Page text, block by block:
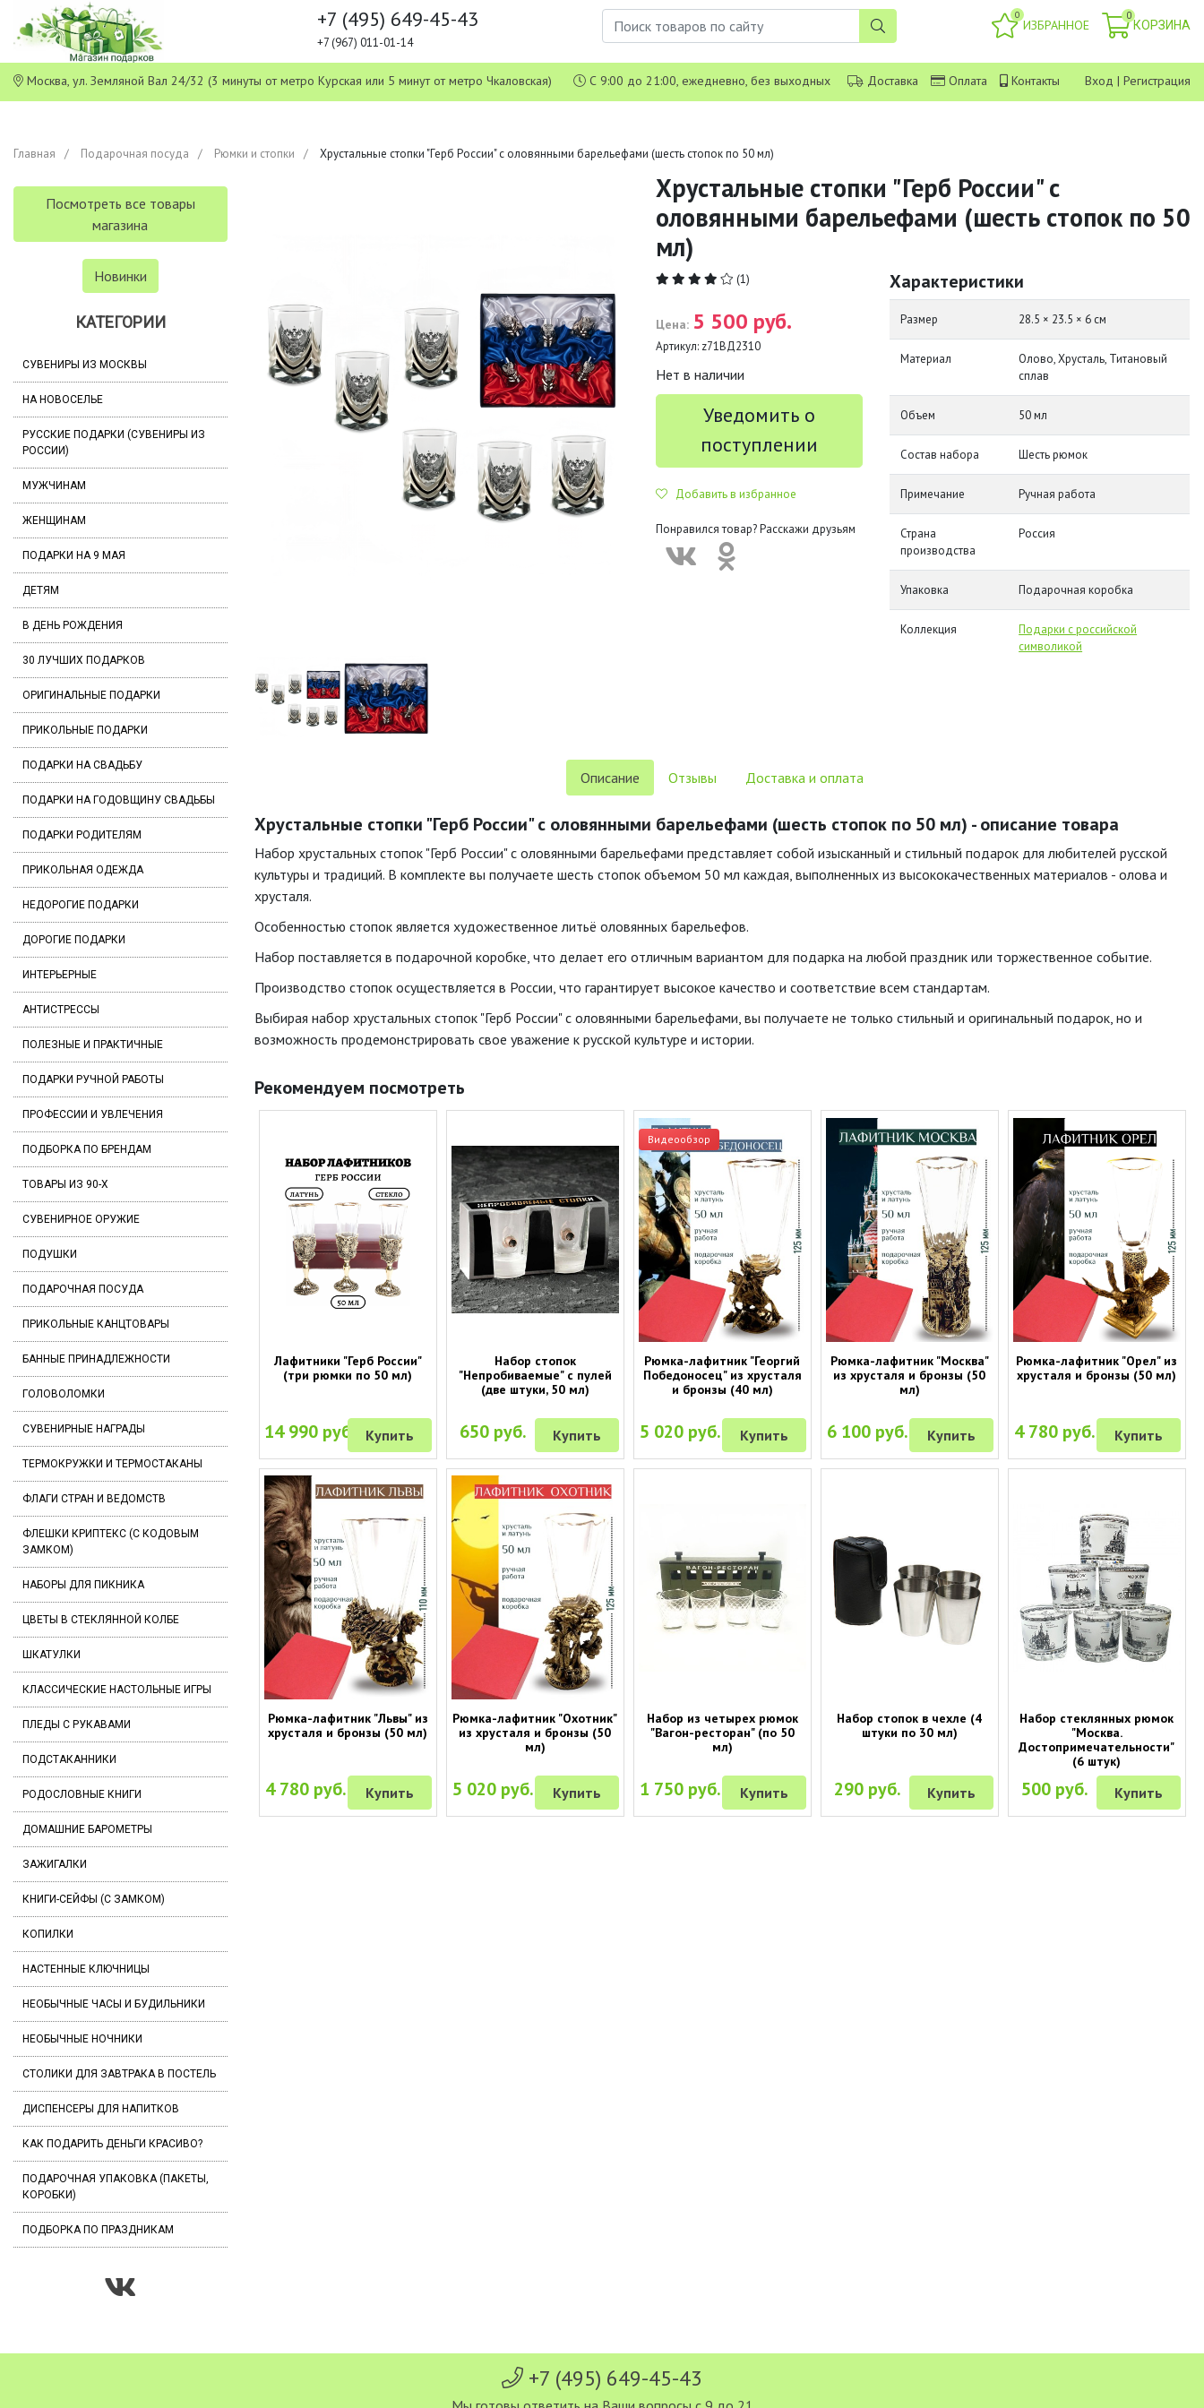
+7 (495) 649-45-43
+7 (967) 011-01-14
0
ИЗБРАННОЕ
0
КОРЗИНА
Москва, ул. Земляной Вал 24/32 (3 минуты от метро Курская или 5 минут от метро Чкаловская) С 9:00 до 21:00, ежедневно, без выходных Доставка Оплата Контакты Вход | Регистрация
Главная Подарочная посуда Рюмки и стопки Хрустальные стопки "Герб России" с оловянными барельефами (шесть стопок по 50 мл)
Посмотреть все товары
магазина
Новинки
КАТЕГОРИИ
СУВЕНИРЫ ИЗ МОСКВЫ
НА НОВОСЕЛЬЕ
РУССКИЕ ПОДАРКИ (СУВЕНИРЫ ИЗ
РОССИИ)
МУЖЧИНАМ
ЖЕНЩИНАМ
ПОДАРКИ НА 9 МАЯ
ДЕТЯМ
В ДЕНЬ РОЖДЕНИЯ
30 ЛУЧШИХ ПОДАРКОВ
ОРИГИНАЛЬНЫЕ ПОДАРКИ
ПРИКОЛЬНЫЕ ПОДАРКИ
ПОДАРКИ НА СВАДЬБУ
ПОДАРКИ НА ГОДОВЩИНУ СВАДЬБЫ
ПОДАРКИ РОДИТЕЛЯМ
ПРИКОЛЬНАЯ ОДЕЖДА
НЕДОРОГИЕ ПОДАРКИ
ДОРОГИЕ ПОДАРКИ
ИНТЕРЬЕРНЫЕ
АНТИСТРЕССЫ
ПОЛЕЗНЫЕ И ПРАКТИЧНЫЕ
ПОДАРКИ РУЧНОЙ РАБОТЫ
ПРОФЕССИИ И УВЛЕЧЕНИЯ
ПОДБОРКА ПО БРЕНДАМ
ТОВАРЫ ИЗ 90-Х
СУВЕНИРНОЕ ОРУЖИЕ
ПОДУШКИ
ПОДАРОЧНАЯ ПОСУДА
ПРИКОЛЬНЫЕ КАНЦТОВАРЫ
БАННЫЕ ПРИНАДЛЕЖНОСТИ
ГОЛОВОЛОМКИ
СУВЕНИРНЫЕ НАГРАДЫ
ТЕРМОКРУЖКИ И ТЕРМОСТАКАНЫ
ФЛАГИ СТРАН И ВЕДОМСТВ
ФЛЕШКИ КРИПТЕКС (С КОДОВЫМ
ЗАМКОМ)
НАБОРЫ ДЛЯ ПИКНИКА
ЦВЕТЫ В СТЕКЛЯННОЙ КОЛБЕ
ШКАТУЛКИ
КЛАССИЧЕСКИЕ НАСТОЛЬНЫЕ ИГРЫ
ПЛЕДЫ С РУКАВАМИ
ПОДСТАКАННИКИ
РОДОСЛОВНЫЕ КНИГИ
ДОМАШНИЕ БАРОМЕТРЫ
ЗАЖИГАЛКИ
КНИГИ-СЕЙФЫ (С ЗАМКОМ)
КОПИЛКИ
НАСТЕННЫЕ КЛЮЧНИЦЫ
НЕОБЫЧНЫЕ ЧАСЫ И БУДИЛЬНИКИ
НЕОБЫЧНЫЕ НОЧНИКИ
СТОЛИКИ ДЛЯ ЗАВТРАКА В ПОСТЕЛЬ
ДИСПЕНСЕРЫ ДЛЯ НАПИТКОВ
КАК ПОДАРИТЬ ДЕНЬГИ КРАСИВО?
ПОДАРОЧНАЯ УПАКОВКА (ПАКЕТЫ,
КОРОБКИ)
ПОДБОРКА ПО ПРАЗДНИКАМ
Хрустальные стопки "Герб России" с
оловянными барельефами (шесть стопок по 50
мл)
(1)
Цена: 5 500 руб.
Артикул: z71ВД2310
Нет в наличии
Уведомить о
поступлении
Добавить в избранное
Понравился товар? Расскажи друзьям
Характеристики
Размер 28.5 × 23.5 × 6 см
Материал
Олово, Хрусталь, Титановый
сплав
Объем 50 мл
Состав набора Шесть рюмок
Примечание Ручная работа
Страна
производства
Россия
Упаковка Подарочная коробка
Коллекция
Подарки с российской
символикой
Описание Отзывы Доставка и оплата
Хрустальные стопки "Герб России" с оловянными барельефами (шесть стопок по 50 мл) - описание товара
Набор хрустальных стопок "Герб России" с оловянными барельефами представляет собой изысканный и стильный подарок для любителей русской
культуры и традиций. В комплекте вы получаете шесть стопок объемом 50 мл каждая, выполненных из высококачественных материалов - олова и
хрусталя.
Особенностью стопок является художественное литьё оловянных барельефов.
Набор поставляется в подарочной коробке, что делает его отличным вариантом для подарка на любой праздник или торжественное событие.
Производство стопок осуществляется в России, что гарантирует высокое качество и соответствие всем стандартам.
Выбирая набор хрустальных стопок "Герб России" с оловянными барельефами, вы получаете не только стильный и оригинальный подарок, но и
возможность продемонстрировать свое уважение к русской культуре и истории.
Рекомендуем посмотреть
Лафитники "Герб России"
(три рюмки по 50 мл)
14 990 руб. Купить
Набор стопок
"Непробиваемые" с пулей
(две штуки, 50 мл)
650 руб. Купить
Видеообзор
Рюмка-лафитник "Георгий
Победоносец" из хрусталя
и бронзы (40 мл)
5 020 руб. Купить
Рюмка-лафитник "Москва"
из хрусталя и бронзы (50
мл)
6 100 руб. Купить
Рюмка-лафитник "Орел" из
хрусталя и бронзы (50 мл)
4 780 руб. Купить
Рюмка-лафитник "Львы" из
хрусталя и бронзы (50 мл)
4 780 руб. Купить
Рюмка-лафитник "Охотник"
из хрусталя и бронзы (50
мл)
5 020 руб. Купить
Набор из четырех рюмок
"Вагон-ресторан" (по 50
мл)
1 750 руб. Купить
Набор стопок в чехле (4
штуки по 30 мл)
290 руб. Купить
Набор стеклянных рюмок
"Москва.
Достопримечательности"
(6 штук)
500 руб. Купить
+7 (495) 649-45-43